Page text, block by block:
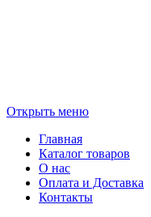
Открыть меню
Главная
Каталог товаров
О нас
Оплата и Доставка
Контакты